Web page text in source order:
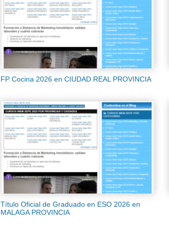
FP Cocina 2026 en CIUDAD REAL PROVINCIA
Título Oficial de Graduado en ESO 2026 en
MALAGA PROVINCIA